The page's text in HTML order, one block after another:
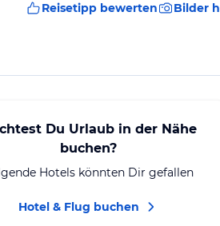
Reisetipp bewerten Bilder
Du Urlaub in der Nähe
buchen?
Hotels könnten Dir gefallen
Hotel & Flug buchen